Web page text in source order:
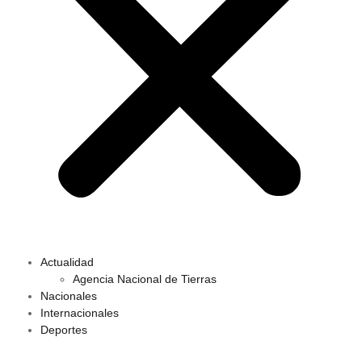
Actualidad
Agencia Nacional de Tierras
Nacionales
Internacionales
Deportes